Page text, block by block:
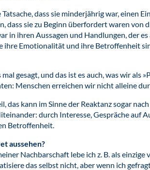
dass sie minderjährig war, einen
dass sie zu Beginn überfordert waren von
in ihren Aussagen und Handlungen, der es
ihre Emotionalität und ihre Betroffenheit
gesagt, und das ist es auch, was wir als
Menschen erreichen wir nicht alleine
das kann im Sinne der Reaktanz sogar
durch Interesse, Gespräche auf
Betroffenheit.
aussehen?
Nachbarschaft lebe ich z. B. als einzige
das selbst nicht, aber wenn ich